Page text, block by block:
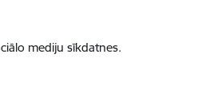
mediju sīkdatnes.